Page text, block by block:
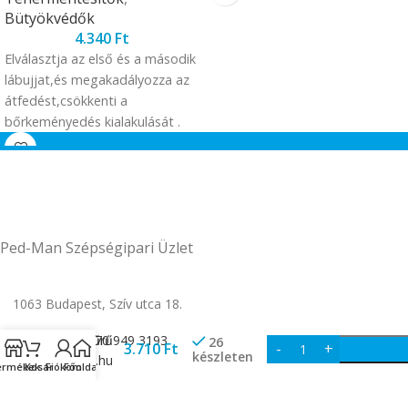
Bütyökvédők
4.340 Ft
Elválasztja az első és a második
lábujjat,és megakadályozza az
átfedést,csökkenti a
bőrkeményedés kialakulását .
Ped-Man Szépségipari Üzlet
1063 Budapest, Szív utca 18.
Telefone: +3670 949 3193
info@pedman.hu
gélgyűrű
kicsi
2db/doboz
3.710Ft
26
készleten
KosárFiókomFőoldal